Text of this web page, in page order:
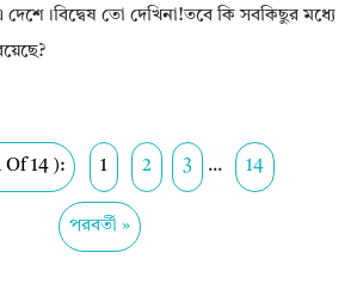
তো দেখিনা!তবে কি সবকিছুর মধ্যে
Of 14 ): 1 2 3 ... 14
পরবর্তী »